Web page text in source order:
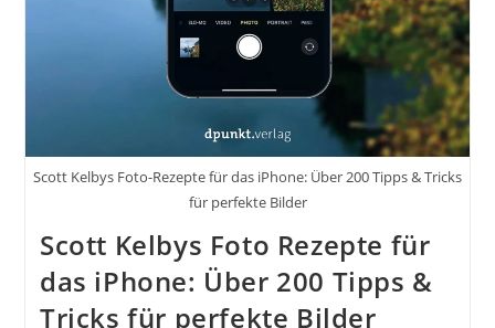
Scott Kelbys Foto-Rezepte für das iPhone: Über 200 Tipps & Tricks
für perfekte Bilder
Scott Kelbys Foto Rezepte für
das iPhone: Über 200 Tipps &
Tricks für perfekte Bilder